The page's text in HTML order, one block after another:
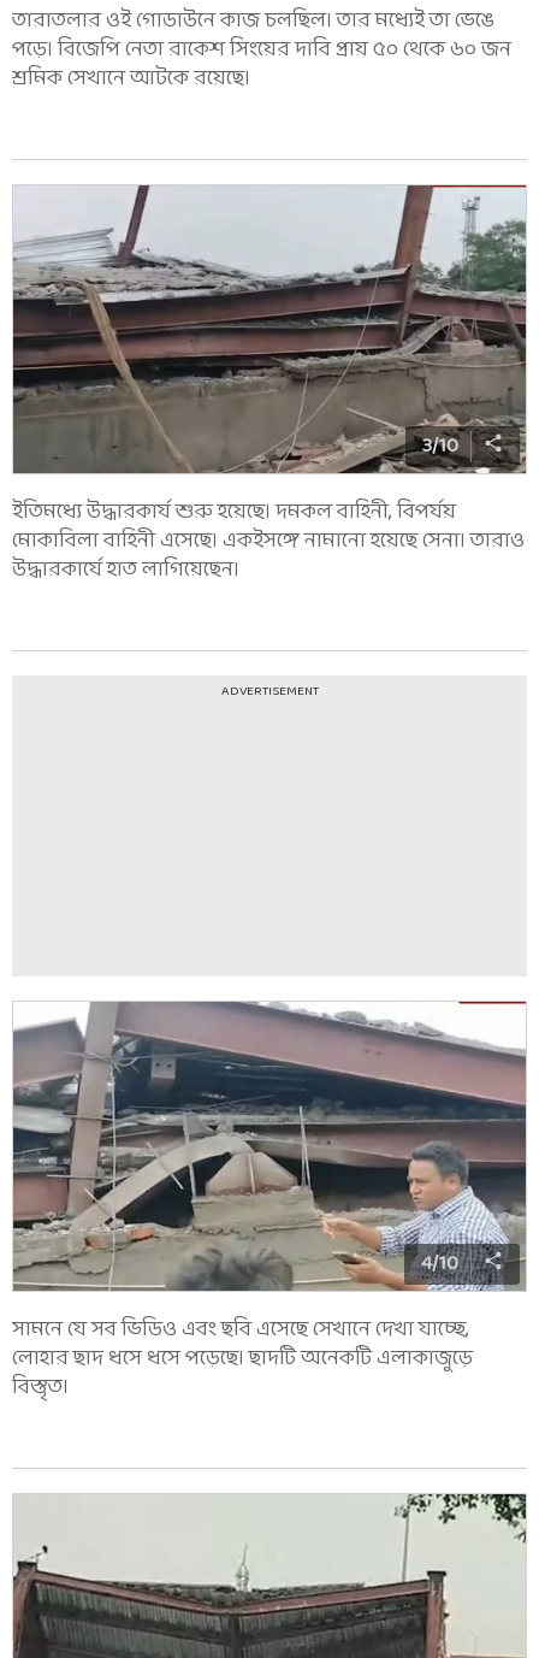
তারাতলার ওই গোডাউনে কাজ চলছিল। তার মধ্যেই তা ভেঙে
পড়ে। বিজেপি নেতা রাকেশ সিংয়ের দাবি প্রায় ৫০ থেকে ৬০ জন
শ্রমিক সেখানে আটকে রয়েছে।
3/10
ইতিমধ্যে উদ্ধারকার্য শুরু হয়েছে। দমকল বাহিনী, বিপর্যয়
মোকাবিলা বাহিনী এসেছে। একইসঙ্গে নামানো হয়েছে সেনা। তারাও
উদ্ধারকার্যে হাত লাগিয়েছেন।
ADVERTISEMENT
4/10
সামনে যে সব ভিডিও এবং ছবি এসেছে সেখানে দেখা যাচ্ছে,
লোহার ছাদ ধসে ধসে পড়েছে। ছাদটি অনেকটি এলাকাজুড়ে
বিস্তৃত।